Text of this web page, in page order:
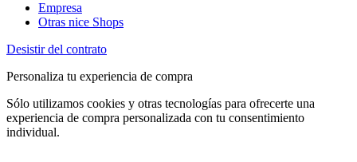
Empresa
Otras nice Shops
Desistir del contrato
Personaliza tu experiencia de compra
Sólo utilizamos cookies y otras tecnologías para ofrecerte una
experiencia de compra personalizada con tu consentimiento
individual.